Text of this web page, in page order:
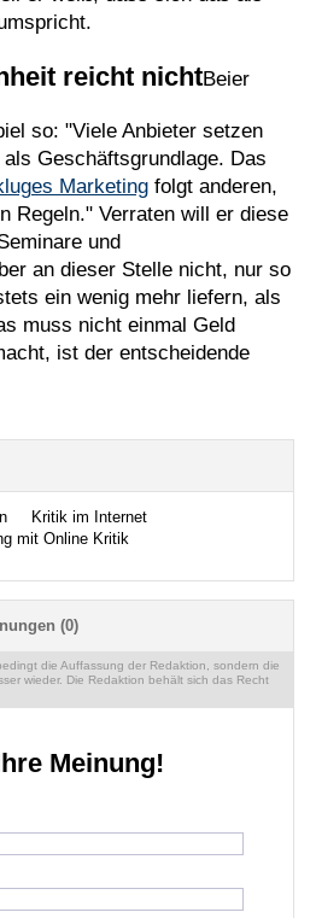
reicht nichtBeier
so: "Viele Anbieter setzen
Geschäftsgrundlage. Das
Marketingfolgt anderen,
Regeln." Verraten will er diese
und
an dieser Stelle nicht, nur so
ein wenig mehr liefern, als
muss nicht einmal Geld
ist der entscheidende
Kritik im Internet
mit Online Kritik
(0)
die Auffassung der Redaktion, sondern die
wieder. Die Redaktion behält sich das Recht
Meinung!